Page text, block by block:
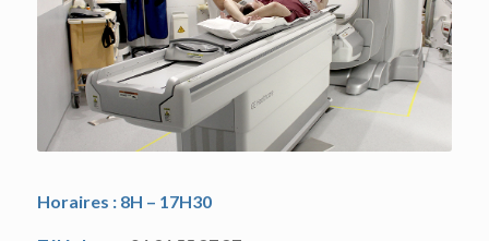
Horaires : 8H – 17H30